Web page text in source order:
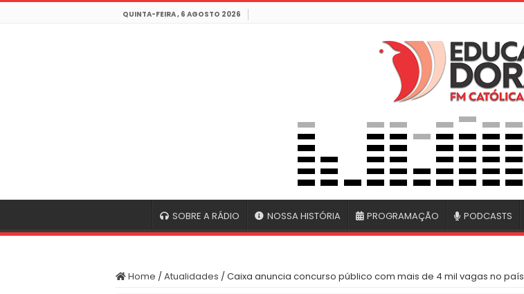
QUINTA-FEIRA , 6 AGOSTO 2026
SOBRE A RÁDIO NOSSA HISTÓRIA PROGRAMAÇÃO PODCASTS
Home /Atualidades /Caixa anuncia concurso público com mais de 4 mil vagas no país